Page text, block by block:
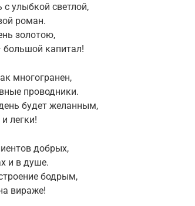
с улыбкой светлой,
роман.
золотою,
капитал!
многогранен,
проводники.
будет желанным,
легки!
добрых,
и в душе.
бодрым,
вираже!